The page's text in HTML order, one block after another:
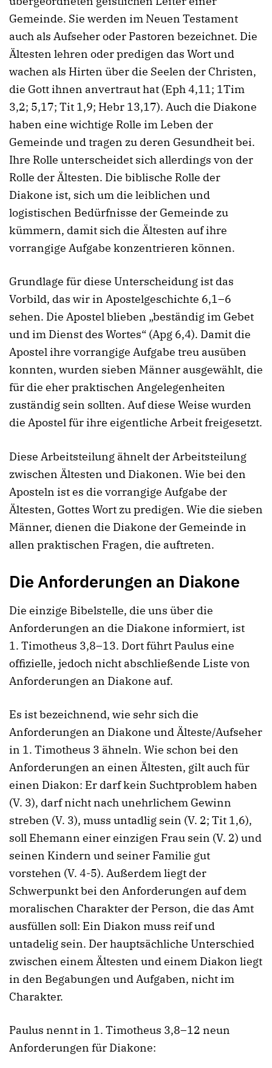
Gemeinde. Sie werden im Neuen Testament
auch als Aufseher oder Pastoren bezeichnet. Die
Ältesten lehren oder predigen das Wort und
wachen als Hirten über die Seelen der Christen,
die Gott ihnen anvertraut hat (Eph 4,11; 1Tim
3,2; 5,17; Tit 1,9; Hebr 13,17). Auch die Diakone
haben eine wichtige Rolle im Leben der
Gemeinde und tragen zu deren Gesundheit bei.
Ihre Rolle unterscheidet sich allerdings von der
Rolle der Ältesten. Die biblische Rolle der
Diakone ist, sich um die leiblichen und
logistischen Bedürfnisse der Gemeinde zu
kümmern, damit sich die Ältesten auf ihre
vorrangige Aufgabe konzentrieren können.
Grundlage für diese Unterscheidung ist das
Vorbild, das wir in Apostelgeschichte 6,1–6
sehen. Die Apostel blieben „beständig im Gebet
und im Dienst des Wortes“ (Apg 6,4). Damit die
Apostel ihre vorrangige Aufgabe treu ausüben
konnten, wurden sieben Männer ausgewählt, die
für die eher praktischen Angelegenheiten
zuständig sein sollten. Auf diese Weise wurden
die Apostel für ihre eigentliche Arbeit freigesetzt.
Diese Arbeitsteilung ähnelt der Arbeitsteilung
zwischen Ältesten und Diakonen. Wie bei den
Aposteln ist es die vorrangige Aufgabe der
Ältesten, Gottes Wort zu predigen. Wie die sieben
Männer, dienen die Diakone der Gemeinde in
allen praktischen Fragen, die auftreten.
Die Anforderungen an Diakone
Die einzige Bibelstelle, die uns über die
Anforderungen an die Diakone informiert, ist
1. Timotheus 3,8–13. Dort führt Paulus eine
offizielle, jedoch nicht abschließende Liste von
Anforderungen an Diakone auf.
Es ist bezeichnend, wie sehr sich die
Anforderungen an Diakone und Älteste/Aufseher
in 1. Timotheus 3 ähneln. Wie schon bei den
Anforderungen an einen Ältesten, gilt auch für
einen Diakon: Er darf kein Suchtproblem haben
(V. 3), darf nicht nach unehrlichem Gewinn
streben (V. 3), muss untadlig sein (V. 2; Tit 1,6),
soll Ehemann einer einzigen Frau sein (V. 2) und
seinen Kindern und seiner Familie gut
vorstehen (V. 4-5). Außerdem liegt der
Schwerpunkt bei den Anforderungen auf dem
moralischen Charakter der Person, die das Amt
ausfüllen soll: Ein Diakon muss reif und
untadelig sein. Der hauptsächliche Unterschied
zwischen einem Ältesten und einem Diakon liegt
in den Begabungen und Aufgaben, nicht im
Charakter.
Paulus nennt in 1. Timotheus 3,8–12 neun
Anforderungen für Diakone: